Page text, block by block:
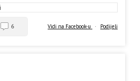
Vidi na Facebook-u · Podijeli
6